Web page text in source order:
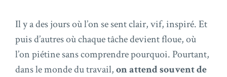
Il y a des jours où l’on se sent clair, vif, inspiré. Et
puis d’autres où chaque tâche devient floue, où
l’on piétine sans comprendre pourquoi. Pourtant,
dans le monde du travail,on attend souvent de